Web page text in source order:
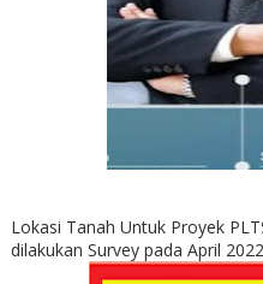
Lokasi Tanah Untuk Proyek
dilakukan Survey pada April 2022